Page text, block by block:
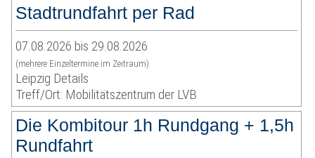
Stadtrundfahrt per Rad
07.08.2026 bis 29.08.2026
(mehrere Einzeltermine im Zeitraum)
Leipzig Details
Treff/Ort: Mobilitätszentrum der LVB
Die Kombitour 1h Rundgang + 1,5h
Rundfahrt